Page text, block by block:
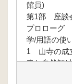
館員)
第1部 座談
プロローグ
学/用語の使
1 山寺の成
寺と自然智/
2 山寺の空